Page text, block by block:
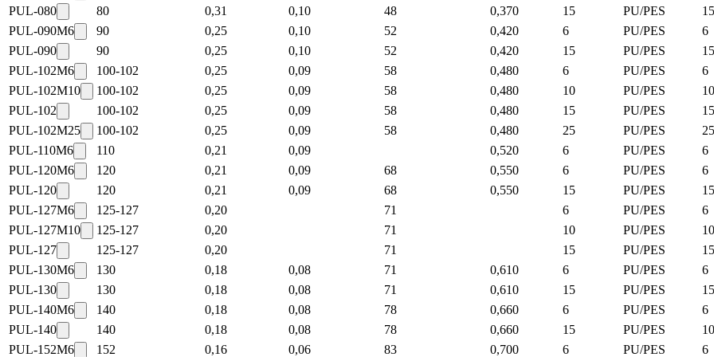
PUL-080
80 0,31 0,10 48 0,370 15 PU/PES
15
PUL-090M6
90 0,25 0,10 52 0,420 6 PU/PES
6
PUL-090
90 0,25 0,10 52 0,420 15 PU/PES
15
PUL-102M6
100-102 0,25 0,09 58 0,480 6 PU/PES
6
PUL-102M10
100-102 0,25 0,09 58 0,480 10 PU/PES
10
PUL-102
100-102 0,25 0,09 58 0,480 15 PU/PES
15
PUL-102M25
100-102 0,25 0,09 58 0,480 25 PU/PES
25
PUL-110M6
110 0,21 0,09 0,520 6 PU/PES
6
PUL-120M6
120 0,21 0,09 68 0,550 6 PU/PES
6
PUL-120
120 0,21 0,09 68 0,550 15 PU/PES
15
PUL-127M6
125-127 0,20 71 6 PU/PES
6
PUL-127M10
125-127 0,20 71 10 PU/PES
10
PUL-127
125-127 0,20 71 15 PU/PES
15
PUL-130M6
130 0,18 0,08 71 0,610 6 PU/PES
6
PUL-130
130 0,18 0,08 71 0,610 15 PU/PES
15
PUL-140M6
140 0,18 0,08 78 0,660 6 PU/PES
6
PUL-140
140 0,18 0,08 78 0,660 15 PU/PES
10
PUL-152M6
152 0,16 0,06 83 0,700 6 PU/PES 6